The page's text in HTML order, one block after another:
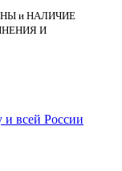
и НАЛИЧИЕ
И
и всей России